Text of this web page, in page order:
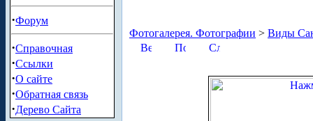
·Форум
·Справочная
·Ссылки
·О сайте
·Обратная связь
·Дерево Сайта
Фотогалерея. Фотографии > Виды